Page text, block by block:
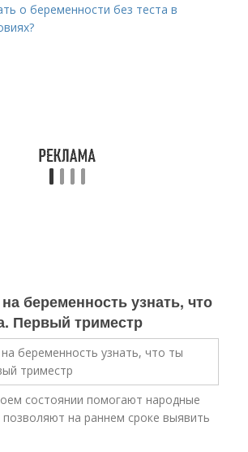
о беременности без теста в
на беременность узнать, что
Первый триместр
состоянии помогают народные
на раннем сроке выявить